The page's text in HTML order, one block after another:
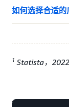
如何选择合适的
1 Statista，